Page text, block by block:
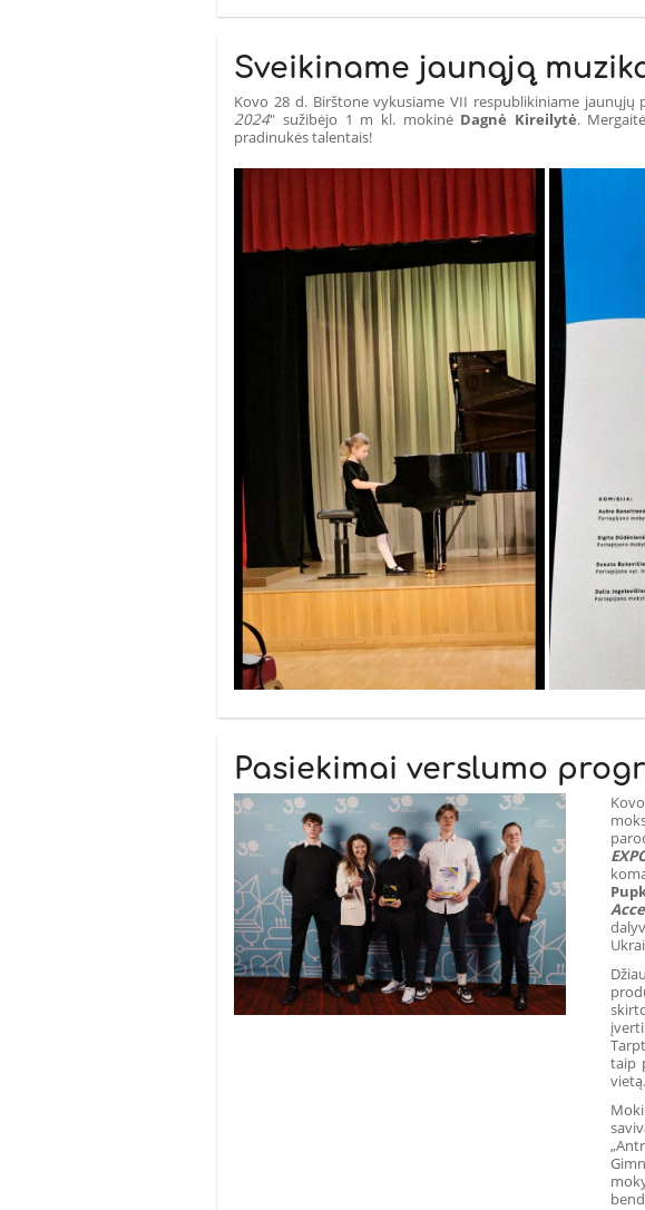
Sveikiname jaunąją
Kovo 28 d. Birštone vykusiame VII respublikiniame jaunųjų
2024" sužibėjo 1 m kl. mokinė Dagnė Kireilytė.
pradinukės talentais!
Pasiekimai verslumo
taip
vietą.